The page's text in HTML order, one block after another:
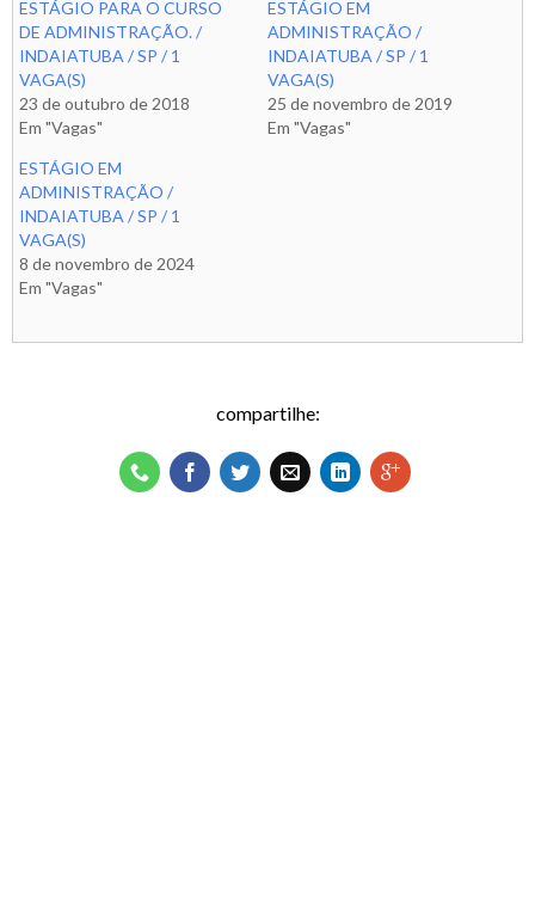
ESTÁGIO PARA O CURSO
DE ADMINISTRAÇÃO. /
INDAIATUBA / SP / 1
VAGA(S)
23 de outubro de 2018
Em "Vagas"
ESTÁGIO EM
ADMINISTRAÇÃO /
INDAIATUBA / SP / 1
VAGA(S)
25 de novembro de 2019
Em "Vagas"
ESTÁGIO EM
ADMINISTRAÇÃO /
INDAIATUBA / SP / 1
VAGA(S)
8 de novembro de 2024
Em "Vagas"
compartilhe: